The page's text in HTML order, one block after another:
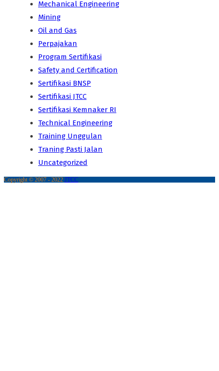
Mechanical Engineering
Mining
Oil and Gas
Perpajakan
Program Sertifikasi
Safety and Certification
Sertifikasi BNSP
Sertifikasi JTCC
Sertifikasi Kemnaker RI
Technical Engineering
Training Unggulan
Traning Pasti Jalan
Uncategorized
Copyright © 2007 - 2022 JTCC